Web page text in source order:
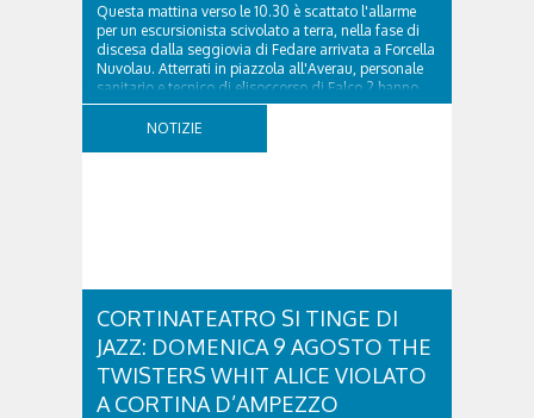
Questa mattina verso le 10.30 è scattato l'allarme
per un escursionista scivolato a terra, nella fase di
discesa dalla seggiovia di Fedare arrivata a Forcella
Nuvolau. Atterrati in piazzola all'Averau, personale
sanitario e tecnico di elisoccorso di Falco 2 hanno
raggiunto il 74enne di Teolo...
NOTIZIE
CORTINATEATRO SI TINGE DI
JAZZ: DOMENICA 9 AGOSTO THE
TWISTERS WHIT ALICE VIOLATO
A CORTINA D’AMPEZZO